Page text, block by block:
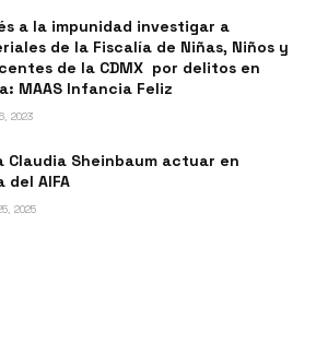
a la impunidad investigar a
de la Fiscalía de Niñas, Niños y
de la CDMX por delitos en
MAAS Infancia Feliz
2023
Claudia Sheinbaum actuar en
del AIFA
2025